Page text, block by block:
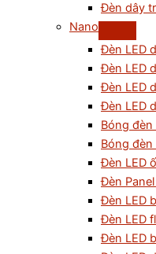
Đèn dây
Nano
Đèn LED
Đèn LED
Đèn LED
Đèn LED
Bóng đèn
Bóng đèn
Đèn LED
Đèn
Đèn LED
Đèn LED
Đèn LED